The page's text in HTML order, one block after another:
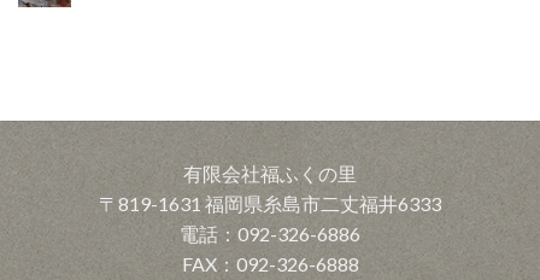
有限会社福ふくの里
〒819-1631 福岡県糸島市二丈福井6333
電話：092-326-6886
FAX：092-326-6888